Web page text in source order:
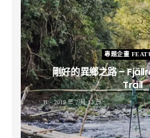
專題企畫
剛好的異鄉之路 –
Trail
B 2019 年 2 月 12 日